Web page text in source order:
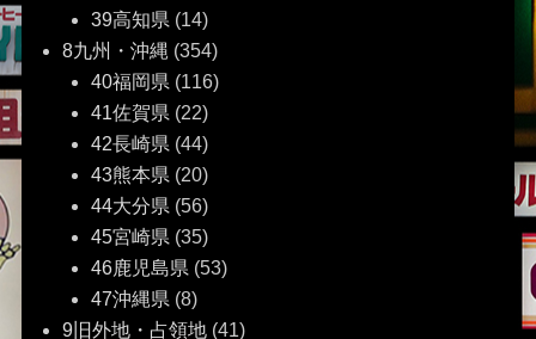
39高知県 (14)
8九州・沖縄 (354)
40福岡県 (116)
41佐賀県 (22)
42長崎県 (44)
43熊本県 (20)
44大分県 (56)
45宮崎県 (35)
46鹿児島県 (53)
47沖縄県 (8)
9旧外地・占領地(41)